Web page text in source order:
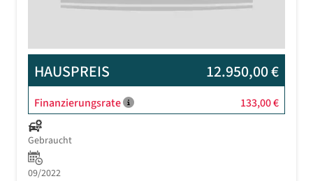
HAUSPREIS 12.950,00 €
Finanzierungsrate 133,00 €
Gebraucht
09/2022